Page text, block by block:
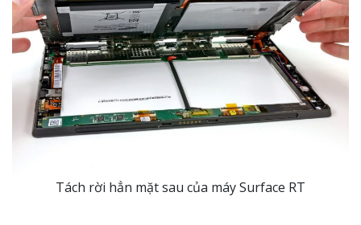
Tách rời hẳn mặt sau của máy Surface RT